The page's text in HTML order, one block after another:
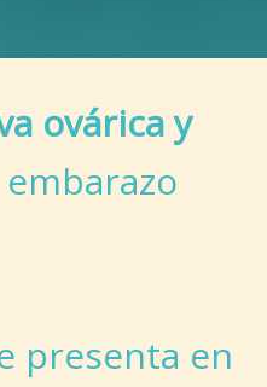
ovárica y
presenta en